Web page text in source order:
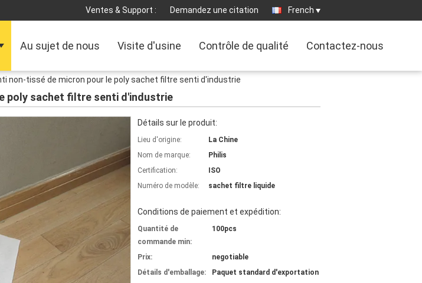
Ventes & Support : Demandez une citation French
Au sujet de nous Visite d'usine Contrôle de qualité Contactez-nous
non-tissé de micron pour le poly sachet filtre senti d'industrie
poly sachet filtre senti d'industrie
Détails sur le produit:
Lieu d'origine:
La Chine
Nom de marque:
Philis
Certification:
ISO
Numéro de modèle:
sachet filtre liquide
Conditions de paiement et expédition:
Quantité de
commande min:
100pcs
Prix:
negotiable
Détails d'emballage:
Paquet standard d'exportation